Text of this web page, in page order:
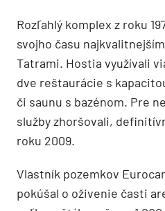
Rozľahlý komplex z roku
svojho času
Tatrami. Hostia využívali
dve reštaurácie s
či saunu s bazénom. Pre
služby zhoršovali,
roku 2009.
Vlastník pozemkov
pokúšal o oživenie časti